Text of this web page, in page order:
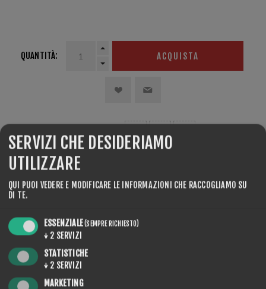
QUANTITÀ: ACQUISTA
CONTACT US
NOME COMPLETO
SERVIZI CHE DESIDERIAMO
UTILIZZARE
QUI PUOI VEDERE E MODIFICARE LE INFORMAZIONI CHE RACCOGLIAMO SU
DI TE.
ESSENZIALE(SEMPRE RICHIESTO)
↓ 2 SERVIZI
STATISTICHE
↓ 2 SERVIZI
MARKETING